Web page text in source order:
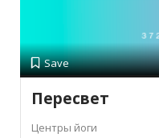
Save
Пересвет
Центры йоги